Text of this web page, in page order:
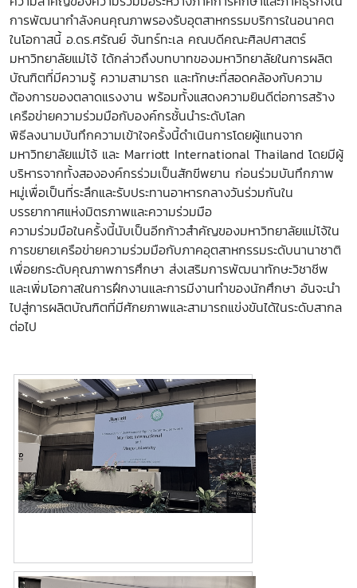
การพัฒนากำลังคนคุณภาพรองรับอุตสาหกรรมบริการในอนาคต
ในโอกาสนี้ อ.ดร.ศรัณย์ จันทร์ทะเล คณบดีคณะศิลปศาสตร์
มหาวิทยาลัยแม่โจ้ ได้กล่าวถึงบทบาทของมหาวิทยาลัยในการผลิต
บัณฑิตที่มีความรู้ ความสามารถ และทักษะที่สอดคล้องกับความ
ต้องการของตลาดแรงงาน พร้อมทั้งแสดงความยินดีต่อการสร้าง
เครือข่ายความร่วมมือกับองค์กรชั้นนำระดับโลก
พิธีลงนามบันทึกความเข้าใจครั้งนี้ดำเนินการโดยผู้แทนจาก
มหาวิทยาลัยแม่โจ้ และ Marriott International Thailand โดยมีผู้
บริหารจากทั้งสององค์กรร่วมเป็นสักขีพยาน ก่อนร่วมบันทึกภาพ
หมู่เพื่อเป็นที่ระลึกและรับประทานอาหารกลางวันร่วมกันใน
บรรยากาศแห่งมิตรภาพและความร่วมมือ
ความร่วมมือในครั้งนี้นับเป็นอีกก้าวสำคัญของมหาวิทยาลัยแม่โจ้ใน
การขยายเครือข่ายความร่วมมือกับภาคอุตสาหกรรมระดับนานาชาติ
เพื่อยกระดับคุณภาพการศึกษา ส่งเสริมการพัฒนาทักษะวิชาชีพ
และเพิ่มโอกาสในการฝึกงานและการมีงานทำของนักศึกษา อันจะนำ
ไปสู่การผลิตบัณฑิตที่มีศักยภาพและสามารถแข่งขันได้ในระดับสากล
ต่อไป